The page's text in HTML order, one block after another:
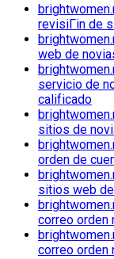
revisiГіn de
web de
servicio de
calificado
sitios de
orden de
sitios web
correo orden
correo orden